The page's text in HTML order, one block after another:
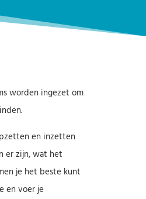
worden ingezet om
en inzetten
er zijn, wat het
je het beste kunt
en voer je